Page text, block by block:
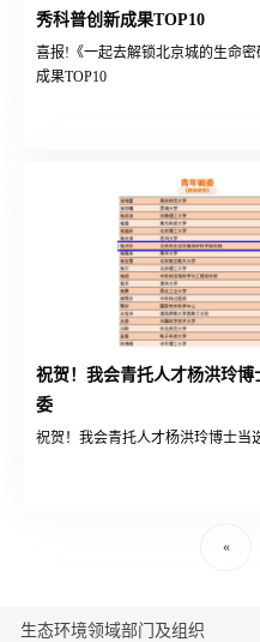
秀科普创新成果TOP10
喜报!《一起去解锁北京城的生命
成果TOP10
祝贺！我会青托人才杨洪玲博
委
祝贺！我会青托人才杨洪玲博士当
«
生态环境领域部门及组织